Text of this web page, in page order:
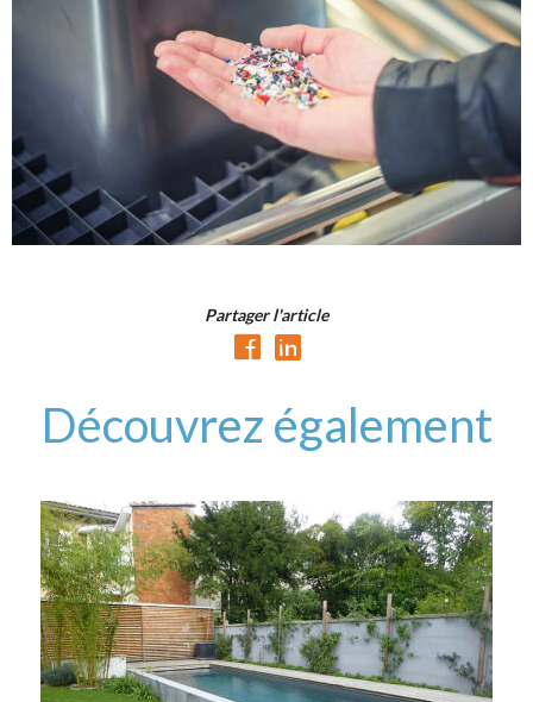
Partager l'article
Découvrez également